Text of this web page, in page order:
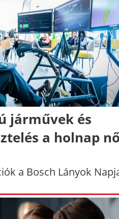
járművek és
a holnap
a Bosch Lányok